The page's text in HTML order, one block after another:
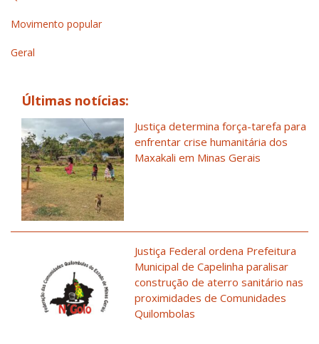
Movimento popular
Geral
Últimas notícias:
Justiça determina força-tarefa para
enfrentar crise humanitária dos
Maxakali em Minas Gerais
Justiça Federal ordena Prefeitura
Municipal de Capelinha paralisar
construção de aterro sanitário nas
proximidades de Comunidades
Quilombolas